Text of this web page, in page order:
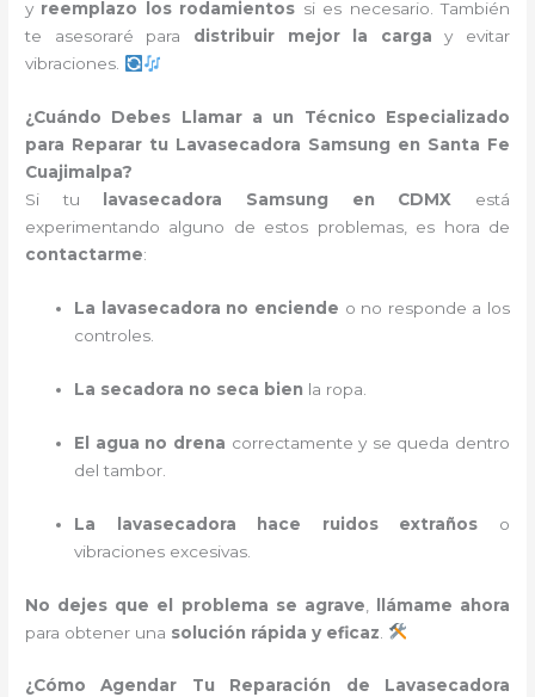
y reemplazo los rodamientos si es necesario. También
te asesoraré para distribuir mejor la carga y evitar
vibraciones.
¿Cuándo Debes Llamar a un Técnico Especializado
para Reparar tu Lavasecadora Samsung en Santa Fe
Cuajimalpa?
Si tu
lavasecadora Samsung en CDMX está
experimentando alguno de estos problemas, es hora de
contactarme:
La lavasecadora no enciende o no responde a los
controles.
La secadora no seca bien la ropa.
El agua no drena correctamente y se queda dentro
del tambor.
La lavasecadora hace ruidos extraños o
vibraciones excesivas.
No dejes que el problema se agrave
llámame ahora
para obtener una solución rápida y eficaz
¿Cómo Agendar Tu Reparación de Lavasecadora